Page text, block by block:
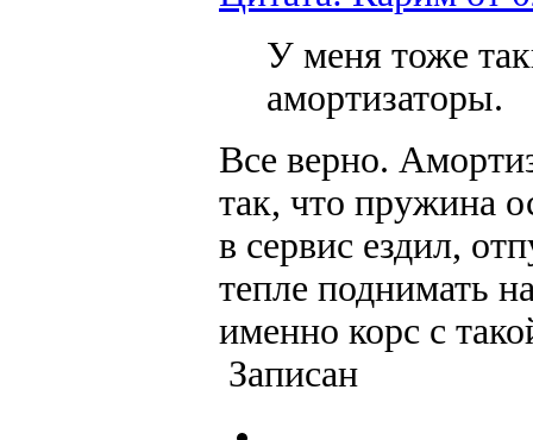
У меня тоже
амортизаторы.
Все верно.
так, что пружина
в сервис ездил,
тепле поднимать
именно корс с
Записан